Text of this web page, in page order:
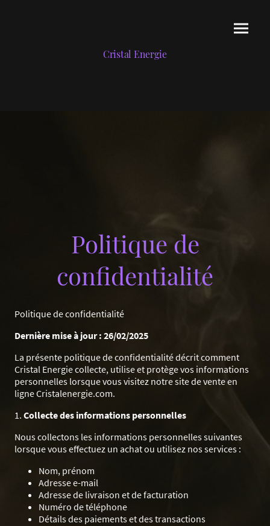
Cristal Energie
Politique de
confidentialité
Politique de confidentialité
Dernière mise à jour : 26/02/2025
La présente politique de confidentialité décrit comment
Cristal Energie collecte, utilise et protège vos informations
personnelles lorsque vous visitez notre site de vente en
ligne Cristalenergie.com.
1. Collecte des informations personnelles
Nous collectons les informations personnelles suivantes
lorsque vous effectuez un achat ou utilisez nos services :
Nom, prénom
Adresse e-mail
Adresse de livraison et de facturation
Numéro de téléphone
Détails des paiements et des transactions